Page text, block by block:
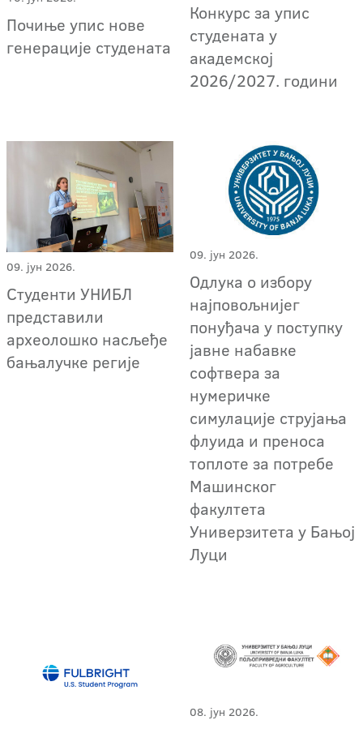
Почиње упис нове
генерације студената
Конкурс за упис
студената у
академској
2026/2027. години
09. јун 2026.
Студенти УНИБЛ
представили
археолошко насљеђе
бањалучке регије
09. јун 2026.
Одлука о избору
најповољнијег
понуђача у поступку
јавне набавке
софтвера за
нумеричке
симулације струјања
флуида и преноса
топлоте за потребе
Машинског
факултета
Универзитета у Бањој
Луци
08. јун 2026.